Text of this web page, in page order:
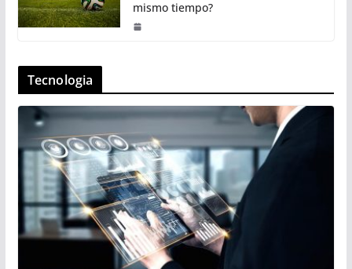
mismo tiempo?
Tecnologia